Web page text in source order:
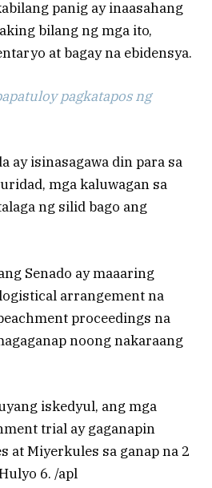
panig ay inaasahang
bilang ng mga ito,
at bagay na ebidensya.
pagkatapos ng
ay isinasagawa din para sa
mga kaluwagan sa
ng silid bago ang
Senado ay maaaring
arrangement na
proceedings na
noong nakaraang
iskedyul, ang mga
trial ay gaganapin
at Miyerkules sa ganap na 2
6. /apl